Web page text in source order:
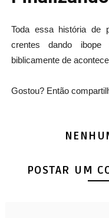
Toda essa história de
crentes dando
biblicamente de
Gostou? Então
POSTAR UM